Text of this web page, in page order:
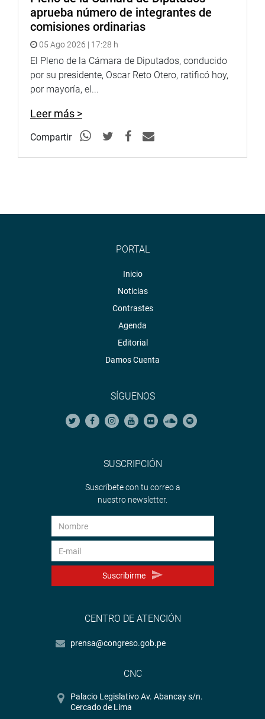
aprueba número de integrantes de
comisiones ordinarias
05 Ago 2026 | 17:28 h
El Pleno de la Cámara de Diputados, conducido
por su presidente, Oscar Reto Otero, ratificó hoy,
por mayoría, el...
Leer más >
Compartir
PORTAL
Inicio
Noticias
Contrastes
Agenda
Editorial
Damos Cuenta
SÍGUENOS
SUSCRIPCIÓN
Suscríbete con tu correo a
nuestro newsletter.
Suscribirme
CENTRO DE ATENCIÓN
prensa@congreso.gob.pe
CNC
Palacio Legislativo Av. Abancay s/n.
Cercado de Lima